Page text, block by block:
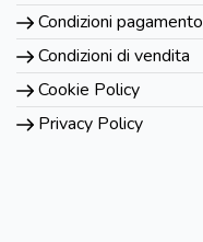
Condizioni pagamento
Condizioni di vendita
Cookie Policy
Privacy Policy